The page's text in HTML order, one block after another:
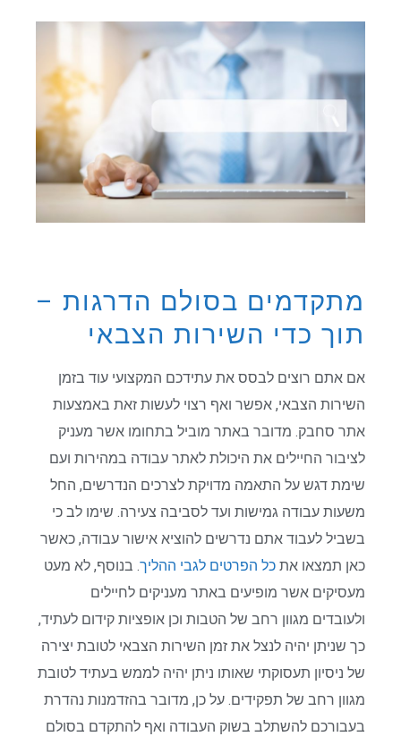
מתקדמים בסולם הדרגות –
תוך כדי השירות הצבאי
אם אתם רוצים לבסס את עתידכם המקצועי עוד בזמן
השירות הצבאי, אפשר ואף רצוי לעשות זאת באמצעות
אתר סחבק. מדובר באתר מוביל בתחומו אשר מעניק
לציבור החיילים את היכולת לאתר עבודה במהירות ועם
שימת דגש על התאמה מדויקת לצרכים הנדרשים, החל
משעות עבודה גמישות ועד לסביבה צעירה. שימו לב כי
בשביל לעבוד אתם נדרשים להוציא אישור עבודה, כאשר
כאן תמצאו אתכל הפרטים לגבי ההליך. בנוסף, לא מעט
מעסיקים אשר מופיעים באתר מעניקים לחיילים
ולעובדים מגוון רחב של הטבות וכן אופציות קידום לעתיד,
כך שניתן יהיה לנצל את זמן השירות הצבאי לטובת יצירה
של ניסיון תעסוקתי שאותו ניתן יהיה לממש בעתיד לטובת
מגוון רחב של תפקידים. על כן, מדובר בהזדמנות נהדרת
בעבורכם להשתלב בשוק העבודה ואף להתקדם בסולם